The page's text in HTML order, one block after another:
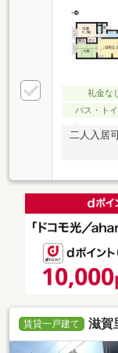
礼金な
バス・ト
二人入居
賃貸一戸建て 滋賀